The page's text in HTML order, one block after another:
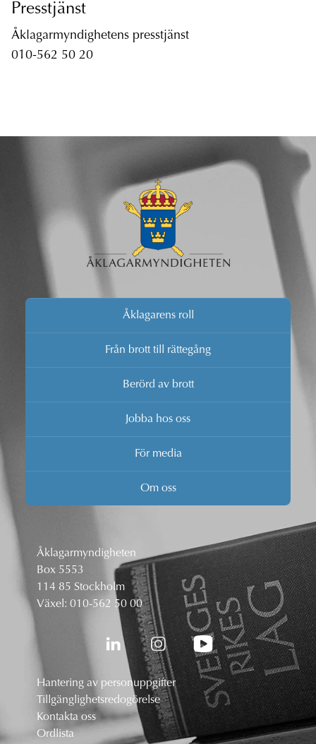
Presstjänst
Åklagarmyndighetens presstjänst
010-562 50 20
Åklagarens roll
Från brott till rättegång
Berörd av brott
Jobba hos oss
För media
Om oss
Åklagarmyndigheten
Box 5553
114 85 Stockholm
Växel: 010-562 50 00
Hantering av personuppgifter
Tillgänglighetsredogörelse
Kontakta oss
Ordlista